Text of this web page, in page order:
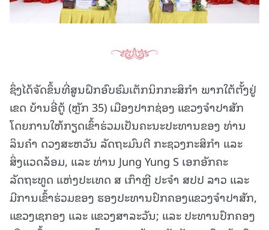
ຊຶ່ງໄດ້ຈັດຂຶ້ນທີ່ສູນຝຶກອົບຮົມເຕັກນິກກະສິກໍາ ພາກໃຕ້ຕັ້ງຢູ່
ເຂດ ບ້ານອີ່ຕູ້ (ຫຼັກ 35) ເມືອງປາກຊ່ອງ ແຂວງຈໍາປາສັກ
ໂດຍການໃຫ້ກຽດເຂົ້າຮ່ວມເປັນຄະນະປະທານຂອງ ທ່ານ
ລິນຄໍາ ດວງສະຫວັນ ລັດຖະມົນຕີ ກະຊວງກະສິກໍາ ແລະ
ສິ່ງແວດລ້ອມ, ແລະ ທ່ານ Jung Yung S ເອກອັກຄະ
ລັດຖະທູດ ແຫ່ງປະເທດ ສ ເກົາຫຼີ ປະຈໍາ ສປປ ລາວ ແລະ
ມີການເຂົ້າຮ່ວມຂອງ ຮອງປະທານປົກຄອງແຂວງຈໍາປາສັກ,
ແຂວງເຊກອງ ແລະ ແຂວງສາລະວັນ; ແລະ ປະທານປົກຄອງ